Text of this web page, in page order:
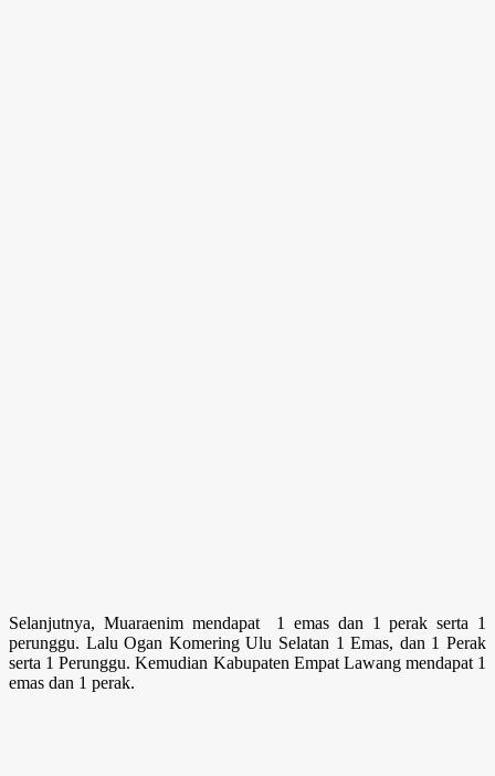
Selanjutnya, Muaraenim mendapat 1 emas dan 1 perak serta 1
perunggu. Lalu Ogan Komering Ulu Selatan 1 Emas, dan 1 Perak
serta 1 Perunggu. Kemudian Kabupaten Empat Lawang mendapat 1
emas dan 1 perak.